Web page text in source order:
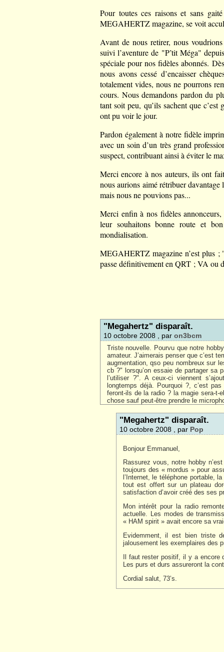
Pour toutes ces raisons et sans
MEGAHERTZ magazine, se voit
Avant de nous retirer, nous
suivi l’aventure de "P’tit Méga"
spéciale pour nos fidèles abonnés.
nous avons cessé d’encaisser
totalement vides, nous ne pourrons
cours. Nous demandons pardon du
tant soit peu, qu’ils sachent que
ont pu voir le jour.
Pardon également à notre fidèle
avec un soin d’un très grand
suspect, contribuant ainsi à éviter le
Merci encore à nos auteurs, ils ont
nous aurions aimé rétribuer
mais nous ne pouvions pas...
Merci enfin à nos fidèles
leur souhaitons bonne route et
mondialisation.
MEGAHERTZ magazine n’est plus
passe définitivement en QRT ; VA ou
"Megahertz" disparaît.
10 octobre 2008 , par on3bcm
Triste nouvelle. Pourvu que notre
amateur. J’aimerais penser que c’est
augmentation, qso peu nombreux sur
cb ?" lorsqu’on essaie de partager sa
l’utiliser ?". A ceux-ci viennent
longtemps déjà. Pourquoi ?, c’est
feront-ils de la radio ? la magie sera-
chose sauf peut-être prendre le
"Megahertz" disparaît.
10 octobre 2008 , par Pop
Bonjour Emmanuel,
Rassurez vous, notre hobby
toujours des « mordus » pour
l’Internet, le téléphone portable,
tout est offert sur un plateau
satisfaction d’avoir créé des ses
Mon intérêt pour la radio
actuelle. Les modes de
« HAM spirit » avait encore sa
Evidemment, il est bien triste
jalousement les exemplaires des
Il faut rester positif, il y a
Les purs et durs assureront la
Cordial salut, 73’s.